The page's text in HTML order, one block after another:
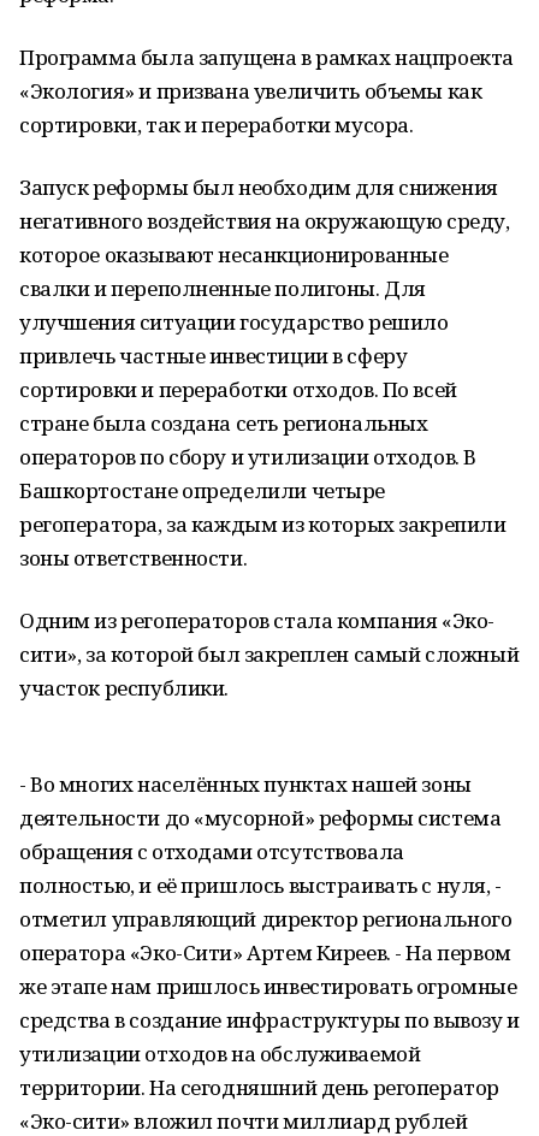
Программа была запущена в рамках нацпроекта
«Экология» и призвана увеличить объемы как
сортировки, так и переработки мусора.
Запуск реформы был необходим для снижения
негативного воздействия на окружающую среду,
которое оказывают несанкционированные
свалки и переполненные полигоны. Для
улучшения ситуации государство решило
привлечь частные инвестиции в сферу
сортировки и переработки отходов. По всей
стране была создана сеть региональных
операторов по сбору и утилизации отходов. В
Башкортостане определили четыре
регоператора, за каждым из которых закрепили
зоны ответственности.
Одним из регоператоров стала компания «Эко-
сити», за которой был закреплен самый сложный
участок республики.
- Во многих населённых пунктах нашей зоны
деятельности до «мусорной» реформы система
обращения с отходами отсутствовала
полностью, и её пришлось выстраивать с нуля, -
отметил управляющий директор регионального
оператора «Эко-Сити» Артем Киреев. - На первом
же этапе нам пришлось инвестировать огромные
средства в создание инфраструктуры по вывозу и
утилизации отходов на обслуживаемой
территории. На сегодняшний день регоператор
«Эко-сити» вложил почти миллиард рублей